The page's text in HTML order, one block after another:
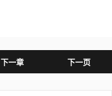
下一章 下一页